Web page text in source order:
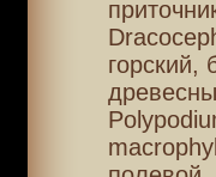
горский,